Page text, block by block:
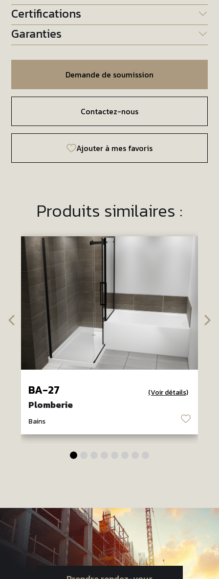
Certifications
Garanties
Demande de soumission
Contactez-nous
Ajouter à mes favoris
Produits similaires :
BA-27 (Voir détails)
Plomberie
Bains ♡